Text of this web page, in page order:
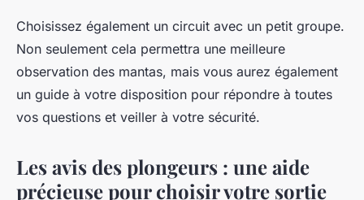
Choisissez également un circuit avec un petit groupe.
Non seulement cela permettra une meilleure
observation des mantas, mais vous aurez également
un guide à votre disposition pour répondre à toutes
vos questions et veiller à votre sécurité.
Les avis des plongeurs : une aide
précieuse pour choisir votre sortie